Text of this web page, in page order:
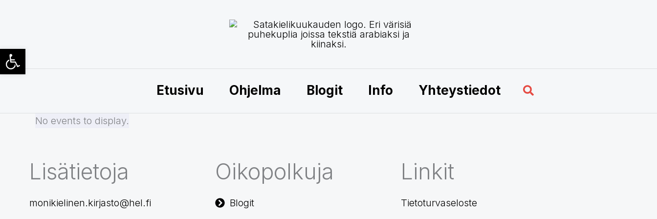
Etusivu Ohjelma Blogit Info Yhteystiedot Hae
No events to display.
Lisätietoja
monikielinen.kirjasto@hel.fi
Oikopolkuja
Blogit
Linkit
Tietoturvaseloste
Open toolbar